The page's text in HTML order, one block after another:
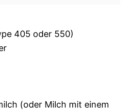
405 oder 550)
(oder Milch mit einem